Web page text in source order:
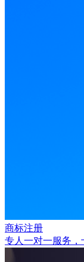
商标注册
专人一对一服务